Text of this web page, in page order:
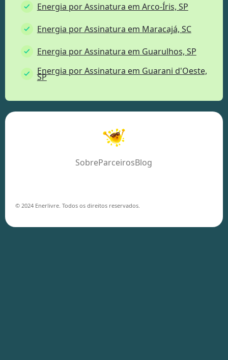
Energia por Assinatura em Arco-Íris, SP
Energia por Assinatura em Maracajá, SC
Energia por Assinatura em Guarulhos, SP
Energia por Assinatura em Guarani d'Oeste,
SP
© 2024 Enerlivre. Todos os direitos reservados.
SobreParceirosBlog